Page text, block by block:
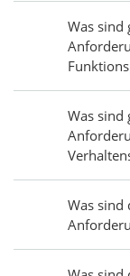
Was sind
Was sind
Was sind